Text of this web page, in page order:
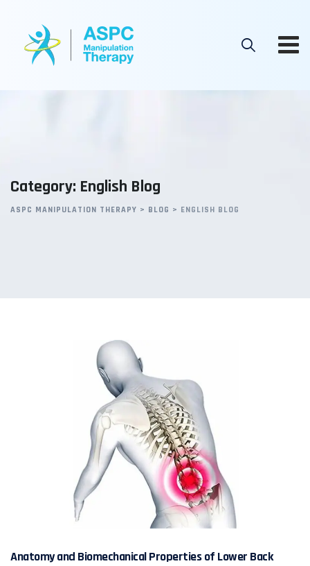
content
Category: English Blog
ASPC MANIPULATION THERAPY > BLOG > ENGLISH BLOG
Anatomy and Biomechanical Properties of Lower Back